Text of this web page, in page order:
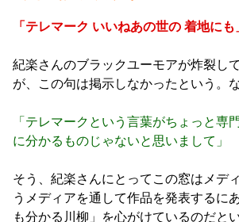
「テレマーク いいねあの世の 着地にも
紀楽さんのブラックユーモアが炸裂し
が、この句は掲示しなかったという。
「テレマークという言葉がちょっと専
に分かるものじゃないと思いまして」
そう、紀楽さんにとってこの窓はメデ
うメディアを通して作品を発表するに
も分かる川柳」を心がけているのだと